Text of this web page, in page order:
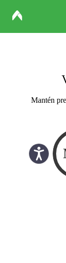
Mantén